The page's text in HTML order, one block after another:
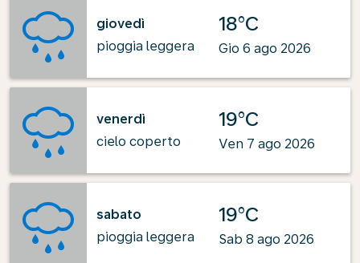
giovedì
pioggia leggera
18°C
Gio 6 ago 2026
venerdì
cielo coperto
19°C
Ven 7 ago 2026
sabato
pioggia leggera
19°C
Sab 8 ago 2026